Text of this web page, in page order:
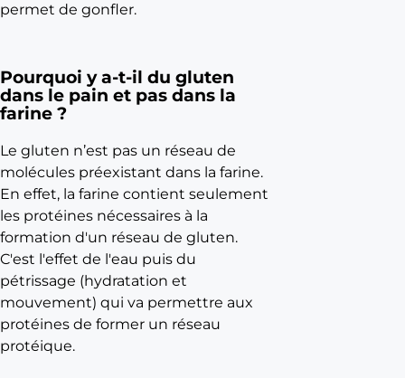
e
a
r
i
t
é
s
d
e
b
l
é
s
a
permet de gonfler.
Pourquoi y a-t-il du gluten
dans le pain et pas dans la
farine ?
Le gluten n’est pas un réseau de
molécules préexistant dans la farine.
En effet, la farine contient seulement
les protéines nécessaires à la
formation d'un réseau de gluten.
C'est l'effet de l'eau puis du
pétrissage (hydratation et
mouvement) qui va permettre aux
protéines de former un réseau
protéique.